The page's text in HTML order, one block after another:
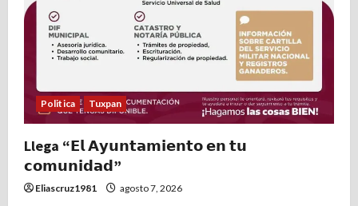
a
s
Politica Tuxpan
Llega “𝗘𝗹 𝗔𝘆𝘂𝗻𝘁𝗮𝗺𝗶𝗲𝗻𝘁𝗼 𝗲𝗻 𝘁𝘂
𝗰𝗼𝗺𝘂𝗻𝗶𝗱𝗮𝗱”
Eliascruz1981 agosto 7, 2026